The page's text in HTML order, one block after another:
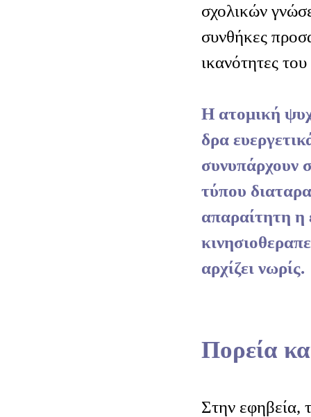
σχολικών
συνθήκες
ικανότητες
Η ατομική
δρα
συνυπάρχουν
τύπου
απαραίτητη η
αρχίζει νωρίς.
Πορεία
Στην εφηβεία,